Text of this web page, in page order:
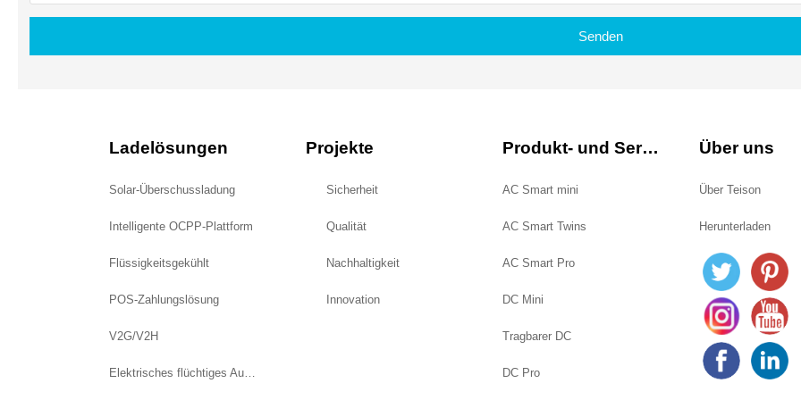
Senden
Ladelösungen
Solar-Überschussladung
Intelligente OCPP-Plattform
Flüssigkeitsgekühlt
POS-Zahlungslösung
V2G/V2H
Elektrisches flüchtiges Aufladen
Projekte
Sicherheit
Qualität
Nachhaltigkeit
Innovation
Produkt- und Service
AC Smart mini
AC Smart Twins
AC Smart Pro
DC Mini
Tragbarer DC
DC Pro
Über uns
Über Teison
Herunterladen